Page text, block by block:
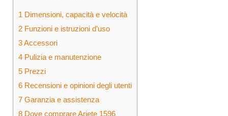
1 Dimensioni, capacità e velocità
2 Funzioni e istruzioni d’uso
3Accessori
4 Pulizia e manutenzione
5 Prezzi
6 Recensioni e opinioni degli utenti
7 Garanzia e assistenza
8 Dove comprare Ariete 1596